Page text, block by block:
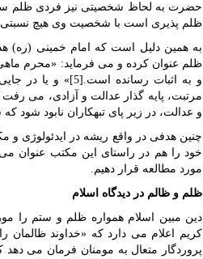
حضرت به لحاظ شخصیتی نیز فردی ظلم
ظلم پذیری است با شخصیت وی هیچ نسبتی
به همین دلیل است که امام خمینی (ره)
ظلم عنوان کرده و می فرماید: «محرم
و به اثبات
مرتبت، پایه گذار عدالت و آزادی، می
و عدالت، در زیر پای تبهکاران نابود شود
چنین هدفی در واقع ریشه در ایدئولوژی و
خود را هم در راستای این مکتب عنوان
مورد مطالعه قرار دهیم.
ظلم و ظالم در دیدگاه اسلام
دین مبین اسلام همواره ظلم و ستم را
پروردگار متعال به مومنان فرمان می